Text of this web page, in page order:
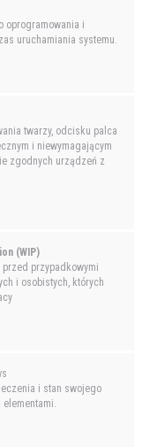
oprogramowania i
uruchamiania systemu.
twarzy, odcisku palca
i niewymagającym
zgodnych urządzeń z
(WIP)
przypadkowymi
i osobistych, których
i stan swojego